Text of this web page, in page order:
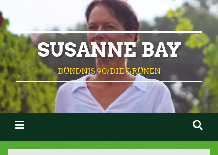
SUSANNE BAY
BÜNDNIS 90/DIE GRÜNEN